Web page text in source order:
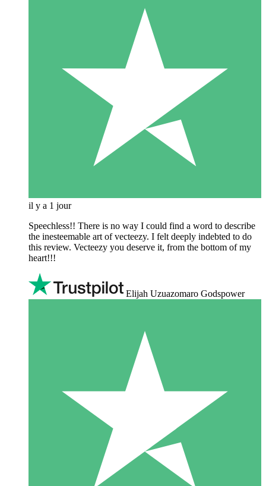
il y a 1 jour
Speechless!! There is no way I could find a word to describe
the inesteemable art of vecteezy. I felt deeply indebted to do
this review. Vecteezy you deserve it, from the bottom of my
heart!!!
Elijah Uzuazomaro Godspower